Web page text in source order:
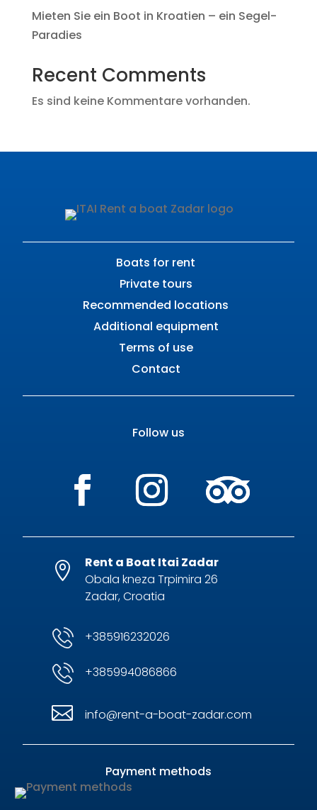
Mieten Sie ein Boot in Kroatien – ein Segel-
Paradies
Recent Comments
Es sind keine Kommentare vorhanden.
Boats for rent
Private tours
Recommended locations
Additional equipment
Terms of use
Contact
Follow us

Rent a Boat Itai Zadar
Obala kneza Trpimira 26
Zadar, Croatia
+385916232026
+385994086866
 info@rent-a-boat-zadar.com
Payment methods